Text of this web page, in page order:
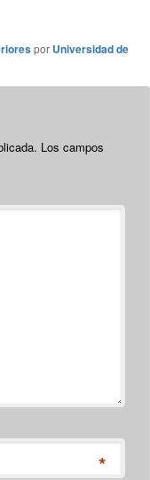
por Universidad de
Los campos
*